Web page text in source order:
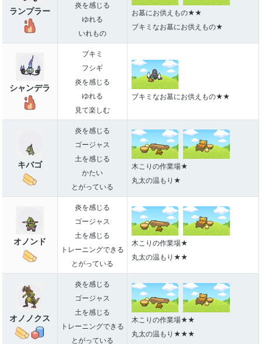
ランプラー
炎を感じる
ゆれる
いれもの
お墓にお供えもの★★
ブキミなお墓にお供えもの★
シャンデラ
ブキミ
フシギ
炎を感じる
ゆれる
見て楽しむ
ブキミなお墓にお供えもの★★
キバゴ
炎を感じる
ゴージャス
土を感じる
かたい
とがっている
木こりの作業場★
丸太の温もり★
オノンド
炎を感じる
ゴージャス
土を感じる
トレーニングできる
とがっている
木こりの作業場★
丸太の温もり★★
オノノクス
炎を感じる
ゴージャス
土を感じる
トレーニングできる
とがっている
木こりの作業場★★
丸太の温もり★★★